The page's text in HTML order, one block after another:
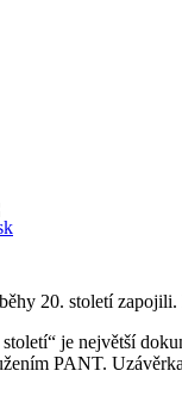
20. století
je největší
PANT.